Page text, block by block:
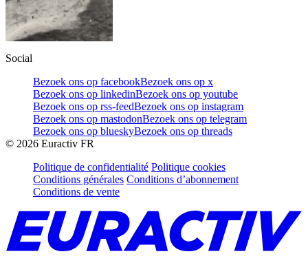
Social
Bezoek ons op facebookBezoek ons op x
Bezoek ons op linkedinBezoek ons op youtube
Bezoek ons op rss-feedBezoek ons op instagram
Bezoek ons op mastodonBezoek ons op telegram
Bezoek ons op blueskyBezoek ons op threads
© 2026 Euractiv FR
Politique de confidentialité Politique cookies
Conditions générales Conditions d’abonnement
Conditions de vente